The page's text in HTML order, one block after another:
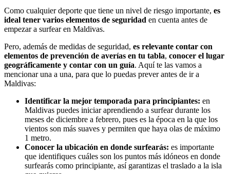
Como cualquier deporte que tiene un nivel de riesgo importante, es
ideal tener varios elementos de seguridad en cuenta antes de
empezar a surfear en Maldivas.
Pero, además de medidas de seguridad, es relevante contar con
elementos de prevención de averías en tu tabla, conocer el lugar
geográficamente y contar con un guía. Aquí te las vamos a
mencionar una a una, para que lo puedas prever antes de ir a
Maldivas:
Identificar la mejor temporada para principiantes: en
Maldivas puedes iniciar aprendiendo a surfear durante los
meses de diciembre a febrero, pues es la época en la que los
vientos son más suaves y permiten que haya olas de máximo
1 metro.
Conocer la ubicación en donde surfearás: es importante
que identifiques cuáles son los puntos más idóneos en donde
surfearás como principiante, así garantizas el traslado a la isla